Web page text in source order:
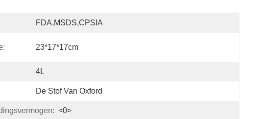
FDA,MSDS,CPSIA
23*17*17cm
4L
De Stof Van Oxford
<0>